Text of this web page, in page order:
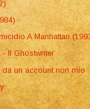
A Manhattan
Il Ghostwriter
un account non mio